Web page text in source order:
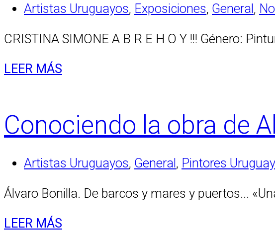
Artistas Uruguayos, Exposiciones, General,
CRISTINA SIMONE A B R E H O Y !!! Género:
LEER MÁS
Conociendo la obra de
Artistas Uruguayos, General, Pintores
Álvaro Bonilla. De barcos y mares y puertos...
LEER MÁS